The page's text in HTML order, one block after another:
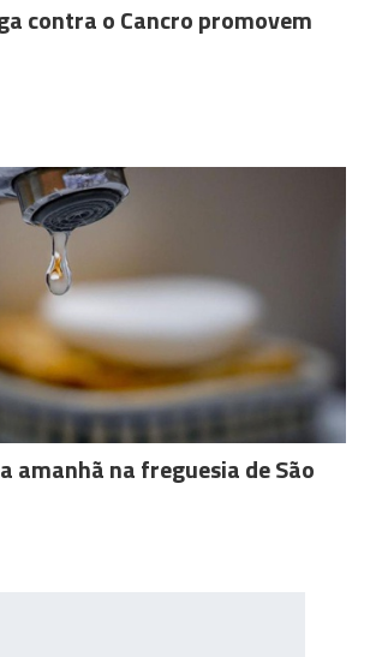
contra o Cancro promovem
amanhã na freguesia de São